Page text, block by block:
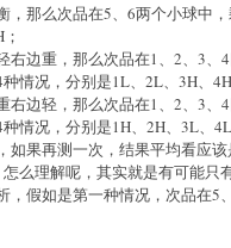
，那么次品在5、6两个小球中，
右边重，那么次品在1、2、3、
情况，分别是1L、2L、3H、4H
右边轻，那么次品在1、2、3、
情况，分别是1H、2H、3L、4L
如果再测一次，结果平均看应
么理解呢，其实就是有可能只
，假如是第一种情况，次品在5